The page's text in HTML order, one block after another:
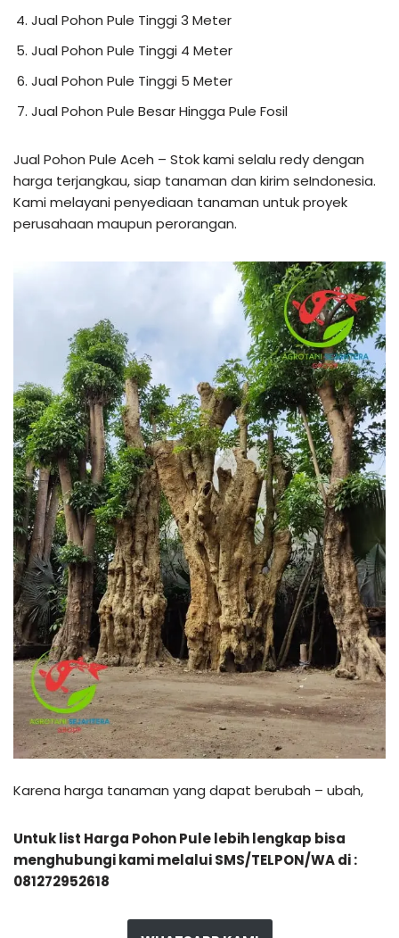
Jual Pohon Pule Tinggi 3 Meter
Jual Pohon Pule Tinggi 4 Meter
Jual Pohon Pule Tinggi 5 Meter
Jual Pohon Pule Besar Hingga Pule Fosil
Jual Pohon Pule Aceh – Stok kami selalu redy dengan
harga terjangkau, siap tanaman dan kirim seIndonesia.
Kami melayani penyediaan tanaman untuk proyek
perusahaan maupun perorangan.
Karena harga tanaman yang dapat berubah – ubah,
Untuk list Harga Pohon Pule lebih lengkap bisa
menghubungi kami melalui SMS/TELPON/WA di :
081272952618